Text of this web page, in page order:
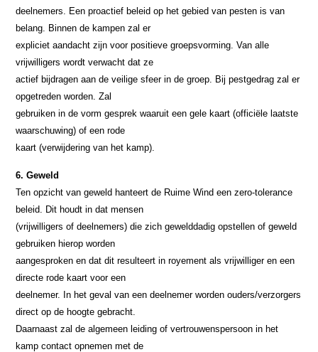
deelnemers. Een proactief beleid op het gebied van pesten is van
belang. Binnen de kampen zal er
expliciet aandacht zijn voor positieve groepsvorming. Van alle
vrijwilligers wordt verwacht dat ze
actief bijdragen aan de veilige sfeer in de groep. Bij pestgedrag zal er
opgetreden worden. Zal
gebruiken in de vorm gesprek waaruit een gele kaart (officiële laatste
waarschuwing) of een rode
kaart (verwijdering van het kamp).
6. Geweld
Ten opzicht van geweld hanteert de Ruime Wind een zero-tolerance
beleid. Dit houdt in dat mensen
(vrijwilligers of deelnemers) die zich gewelddadig opstellen of geweld
gebruiken hierop worden
aangesproken en dat dit resulteert in royement als vrijwilliger en een
directe rode kaart voor een
deelnemer. In het geval van een deelnemer worden ouders/verzorgers
direct op de hoogte gebracht.
Daarnaast zal de algemeen leiding of vertrouwenspersoon in het
kamp contact opnemen met de